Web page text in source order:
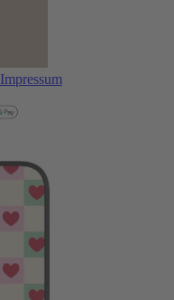
Impressum